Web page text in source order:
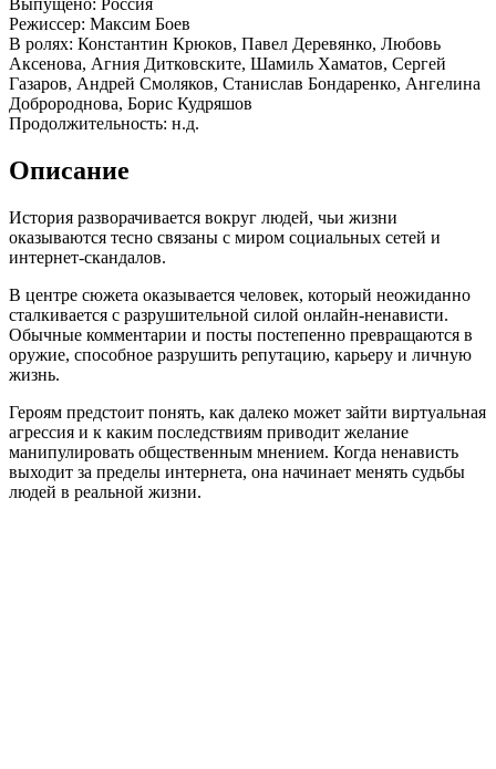
Режиссер: Максим Боев
В ролях: Константин Крюков, Павел Деревянко, Любовь
Аксенова, Агния Дитковските, Шамиль Хаматов, Сергей
Газаров, Андрей Смоляков, Станислав Бондаренко, Ангелина
Добророднова, Борис Кудряшов
Продолжительность: н.д.
Описание
История разворачивается вокруг людей, чьи жизни
оказываются тесно связаны с миром социальных сетей и
интернет-скандалов.
В центре сюжета оказывается человек, который неожиданно
сталкивается с разрушительной силой онлайн-ненависти.
Обычные комментарии и посты постепенно превращаются в
оружие, способное разрушить репутацию, карьеру и личную
жизнь.
Героям предстоит понять, как далеко может зайти виртуальная
агрессия и к каким последствиям приводит желание
манипулировать общественным мнением. Когда ненависть
выходит за пределы интернета, она начинает менять судьбы
людей в реальной жизни.